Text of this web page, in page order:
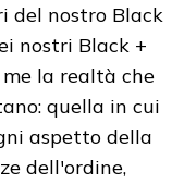
del nostro Black
nostri Black +
la realtà che
quella in cui
aspetto della
dell'ordine,